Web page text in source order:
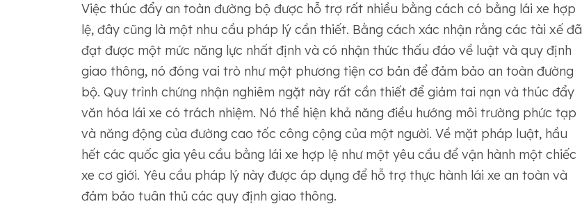
Việc thúc đẩy an toàn đường bộ được hỗ trợ rất nhiều bằng cách có bằng lái xe hợp
lệ, đây cũng là một nhu cầu pháp lý cần thiết. Bằng cách xác nhận rằng các tài xế đã
đạt được một mức năng lực nhất định và có nhận thức thấu đáo về luật và quy định
giao thông, nó đóng vai trò như một phương tiện cơ bản để đảm bảo an toàn đường
bộ. Quy trình chứng nhận nghiêm ngặt này rất cần thiết để giảm tai nạn và thúc đẩy
văn hóa lái xe có trách nhiệm. Nó thể hiện khả năng điều hướng môi trường phức tạp
và năng động của đường cao tốc công cộng của một người. Về mặt pháp luật, hầu
hết các quốc gia yêu cầu bằng lái xe hợp lệ như một yêu cầu để vận hành một chiếc
xe cơ giới. Yêu cầu pháp lý này được áp dụng để hỗ trợ thực hành lái xe an toàn và
đảm bảo tuân thủ các quy định giao thông.